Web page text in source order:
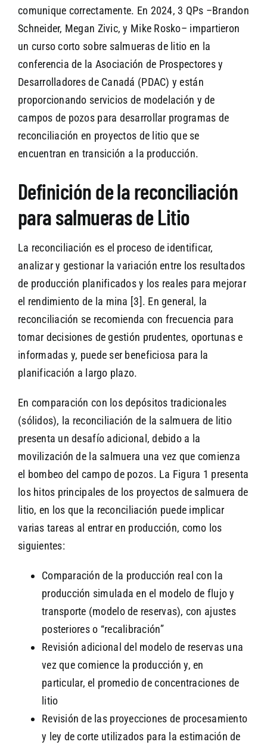
comunique correctamente. En 2024, 3 QPs –Brandon
Schneider, Megan Zivic, y Mike Rosko– impartieron
un curso corto sobre salmueras de litio en la
conferencia de la Asociación de Prospectores y
Desarrolladores de Canadá (PDAC) y están
proporcionando servicios de modelación y de
campos de pozos para desarrollar programas de
reconciliación en proyectos de litio que se
encuentran en transición a la producción.
Definición de la reconciliación
para salmueras de Litio
La reconciliación es el proceso de identificar,
analizar y gestionar la variación entre los resultados
de producción planificados y los reales para mejorar
el rendimiento de la mina [3]. En general, la
reconciliación se recomienda con frecuencia para
tomar decisiones de gestión prudentes, oportunas e
informadas y, puede ser beneficiosa para la
planificación a largo plazo.
En comparación con los depósitos tradicionales
(sólidos), la reconciliación de la salmuera de litio
presenta un desafío adicional, debido a la
movilización de la salmuera una vez que comienza
el bombeo del campo de pozos. La Figura 1 presenta
los hitos principales de los proyectos de salmuera de
litio, en los que la reconciliación puede implicar
varias tareas al entrar en producción, como los
siguientes:
Comparación de la producción real con la
producción simulada en el modelo de flujo y
transporte (modelo de reservas), con ajustes
posteriores o “recalibración”
Revisión adicional del modelo de reservas una
vez que comience la producción y, en
particular, el promedio de concentraciones de
litio
Revisión de las proyecciones de procesamiento
y ley de corte utilizados para la estimación de